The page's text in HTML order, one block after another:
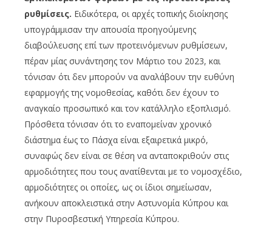
ρυθμίσεις. Ειδικότερα, οι αρχές τοπικής διοίκησης
υπογράμμισαν την απουσία προηγούμενης
διαβούλευσης επί των προτεινόμενων ρυθμίσεων,
πέραν μίας συνάντησης τον Μάρτιο του 2023, και
τόνισαν ότι δεν μπορούν να αναλάβουν την ευθύνη
εφαρμογής της νομοθεσίας, καθότι δεν έχουν το
αναγκαίο προσωπικό και τον κατάλληλο εξοπλισμό.
Πρόσθετα τόνισαν ότι το εναπομείναν χρονικό
διάστημα έως το Πάσχα είναι εξαιρετικά μικρό,
συναφώς δεν είναι σε θέση να ανταποκριθούν στις
αρμοδιότητες που τους ανατίθενται με το νομοσχέδιο,
αρμοδιότητες οι οποίες, ως οι ίδιοι σημείωσαν,
ανήκουν αποκλειστικά στην Αστυνομία Κύπρου και
στην Πυροσβεστική Υπηρεσία Κύπρου.